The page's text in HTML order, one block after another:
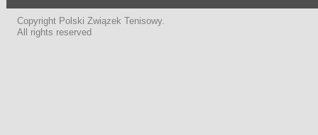
Copyright Polski Związek Tenisowy.
All rights reserved